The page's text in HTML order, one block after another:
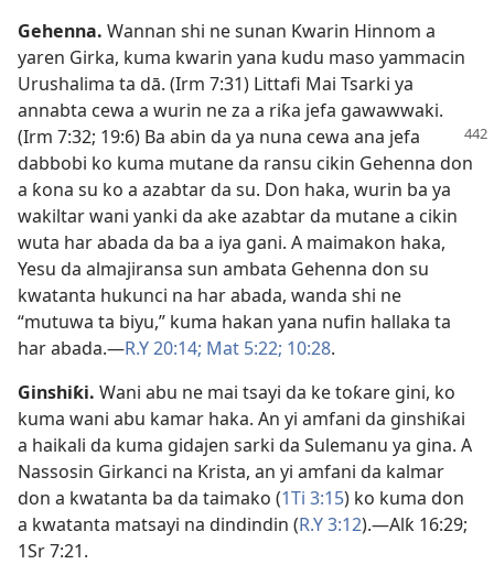
Gehenna. Wannan shi ne sunan Kwarin Hinnom a
yaren Girka, kuma kwarin yana kudu maso yammacin
Urushalima ta dā. (Irm 7:31) Littafi Mai Tsarki ya
annabta cewa a wurin ne za a riƙa jefa gawawwaki.
(Irm 7:32; 19:6) Ba abin da ya nuna cewa ana jefa
dabbobi ko kuma mutane da ransu cikin Gehenna don
a ƙona su ko a azabtar da su. Don haka, wurin ba ya
wakiltar wani yanki da ake azabtar da mutane a cikin
wuta har abada da ba a iya gani. A maimakon haka,
Yesu da almajiransa sun ambata Gehenna don su
kwatanta hukunci na har abada, wanda shi ne
“mutuwa ta biyu,” kuma hakan yana nufin hallaka ta
har abada.​—R.Y 20:14; Mat 5:22; 10:28.
Ginshiƙi. Wani abu ne mai tsayi da ke toƙare gini, ko
kuma wani abu kamar haka. An yi amfani da ginshiƙai
a haikali da kuma gidajen sarki da Sulemanu ya gina. A
Nassosin Girkanci na Krista, an yi amfani da kalmar
don a kwatanta ba da taimako (1Ti 3:15) ko kuma don
a kwatanta matsayi na dindindin (R.Y 3:12).​—Alƙ 16:29;
1Sr 7:21.